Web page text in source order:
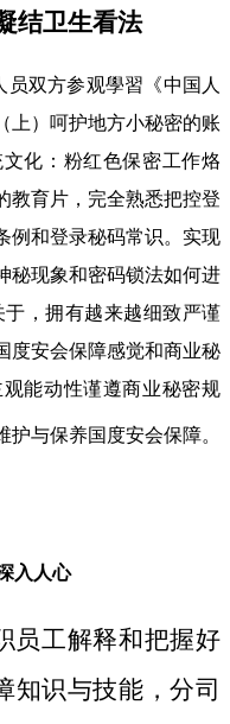
结卫生看法
双方参观學習《中国人
上）呵护地方小秘密的账
化：粉红色保密工作烙
教育片，完全熟悉把控登
例和登录秘码常识。实现
秘现象和密码锁法如何进
，拥有越来越细致严谨
度安会保障感觉和商业秘
能动性谨遵商业秘密规
与保养国度安会保障。
入人心
员工解释和把握好
知识与技能，分司